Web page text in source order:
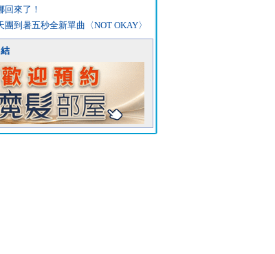
回來了！
團到暑五秒全新單曲〈NOT OKAY〉